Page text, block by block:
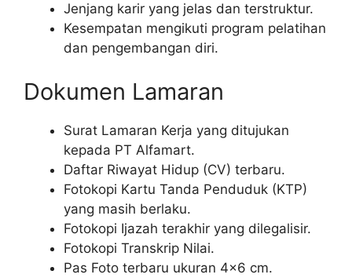
Jenjang karir yang jelas dan terstruktur.
Kesempatan mengikuti program pelatihan
dan pengembangan diri.
Dokumen Lamaran
Surat Lamaran Kerja yang ditujukan
kepada PT Alfamart.
Daftar Riwayat Hidup (CV) terbaru.
Fotokopi Kartu Tanda Penduduk (KTP)
yang masih berlaku.
Fotokopi Ijazah terakhir yang dilegalisir.
Fotokopi Transkrip Nilai.
Pas Foto terbaru ukuran 4×6 cm.